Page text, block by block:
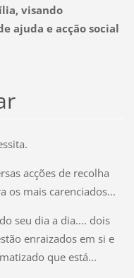
visando
ajuda e acção social
acções de recolha
os mais carenciados...
seu dia a dia.... dois
enraizados em si e
que está...